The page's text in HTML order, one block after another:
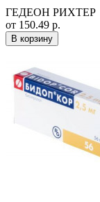
ГЕДЕОН РИХТЕР
от 150.49 р.
В корзину